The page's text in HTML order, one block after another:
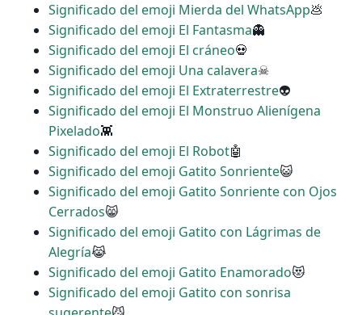
Significado del emoji Mierda del WhatsApp💩
Significado del emoji El Fantasma👻
Significado del emoji El cráneo💀
Significado del emoji Una calavera☠
Significado del emoji El Extraterrestre👽
Significado del emoji El Monstruo Alienígena
Pixelado👾
Significado del emoji El Robot🤖
Significado del emoji Gatito Sonriente😺
Significado del emoji Gatito Sonriente con Ojos
Cerrados😸
Significado del emoji Gatito con Lágrimas de
Alegría😹
Significado del emoji Gatito Enamorado😻
Significado del emoji Gatito con sonrisa